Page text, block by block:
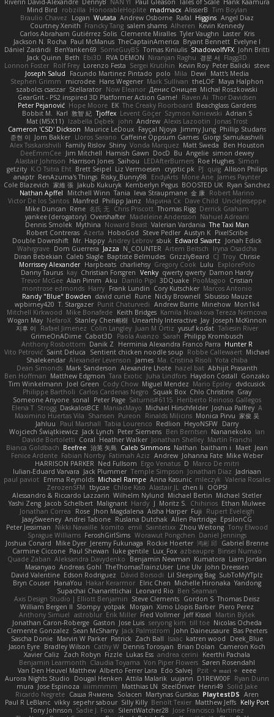
Riverin David-Alexandre DennyB NAN YI Paul Gleason Tales of Scale Hank Kaamura
Mind Bird
robzilla HonorableHoplite madmacx AlisserB Tim Boylan
Braulio Chavez
Logan Wutata Andrew Osborne Rafal Higgins Angel Diaz
Courtney Xenith Francky Tang salem shams Alheren Kevin Kennedy
Carlos Abraham Gutiérrez Solis Clemente Miralles Tyler Vaughn Laster Kris
Jackson N. Rocha Paul McManus TheCaptainAmerica Bryant Bennett Evelyne I
Dániel Zarándi BenYanken69 SomeGuyBS Tomas Kiniulis ShadowolfVFX John Britti
Jack Quinn Beth Ebi3D RVA DEMON Niranjan Raghu 경문 서 Flagg3D
Lonnon Foster Rolf Frey Lorenzo Festa Sergei Krutihin Kevin Roy Peter Balicki steve
Joseph Salud
Facundo Martinez Pintado polo Mila Dewi
Matt's Media
Stephen Grimm
microdee Hans Wegener Mark Sullivan theLOF Maya Halphon
szabolcs csaszar Stellarator Now Eleanor Денис Оницев Michał Roszkowski
GearGrit - PS2 inspired 3D Platformer Action Game!
Raven Ai Thor Davidsen
Peter Pejanović Hope Moore EK The Creaky Floorboard Beachglass Gardens
Bobbit M. Karl 敦智 紀 Tjoffex Levent Göçer Szymon Kaniewski Adrian S
Mat (M5X11) Izabella Dębek john Andrew Alexis Lazootin
Jonas Trost
Cameron 'CSD' Dickson Maurice LeDoux Fayçal Njoya Jimmy Jung Phillip Studans
준현 이 Jorn Bakker Lloros Sarano Caffeine Oppsum Games Giorgi Samukashvili
Alex Tsiskarishvili
Family Rislov Shiny Vonda Marquez Matt Sweda
Ben Houston
DeeEmmCee Jim Mitchell Hamish Gawn DocD Bu Angelie simon dewey
Alastair Johnson Harrison Jones Saihou LEDAfterBurners Roe Hughes Simon
getzity K.O Tsitra Eht Brett Seipel Liz Vermoesen cryptic pk PJ quig Allison Philips
anaptr RenAzuma's Things Risky_Bunny98 EndyArts Mone Ane James Paynter
Cole Blazevich 家維 張 Jakub Kukuryk Kemberlyn Pegus BOOSTED UK Ryan Sanchez
Nathan Apffel
Mitchell Winn Tania Ieva Straupmane 金 康 Robert Marino
Victor De los Santos Manfred Philipp Jainz Марина Ск Dave Child UncleJesseppe
Mike Duncan Rene 名氏 无 Chris Priscott Thomas Rigg Derrick Graham
yankee (derogatory) Overshafter Madeleine Andersson Nahuel Adreani
Dennis Smolek Mythina Noward Beast Valerian Vardania The Taxi Man
Robert Contreras Azerta HoboGod Steve Pedler Austyn K PixelScribe
Double Downshift Mr. Happy Andrey Lebrov sbuk Edward Swartz
Jonah Edick
Wahrgrave Dom Guerrera Jazza N_COUNTER Artem Beitsch
Iryna Osadcha
Diran Bebekian Caleb Slagle Baptiste Belmudes GrizzlyBeard CJ Troy Chrisie
Morrissey Alexander Harpbeats charliehsy Gregory Cook Lulu
ExplorePolo
Danny Taurus kay Christian Forsgren Venky qwerty qwerty Damon Hardy
Trevor McGee Alan Pimm Aku Danilo Pipi 3DQuake PooMagoo Cristian
montrose edmonds Harry Frank Lundin Cory Kutschker Marcos Antonio
Randy "Blue" Bowden david curiel Rune Nicky Brownell Sibusiso Mauze
wpbirney420 T. Stargazer Punit Chaturvedi Andrew Barrie Minehow Mon1k4
Mitchell Kirkwood Mike Bonafede Keith Bridges Kamila Novakova Tereza Nemcova
Wogan May NefaroX Stanley Chen榕樹 Unearthly Interactive Jay Joseph McKinnon
지후 이
Rafael Jimenez Colin Langley Juan M Ortiz yusuf kodat Taliesin River
GrimeOnADime Cabot3D Paola Avanzo Sarah Philipp Krombusch
Anthony Rosbottom Danik Z Herminia Alexandra Franco Parra Hunter R
Vito Petrović Saint Deluca Sentient chicken noodle soup Robbe Callewaert Michael
Shalekendar Alexander Levenson James Ma. Cristina Risoli Yota chiba
Dean Simonds Mark Sanderson Alexandre Lhote hazel bat Abhijit Prasanth
Ben Hoffman Matthew Edgmon Tara Exotic Juha Lindfors Haydon Costall Gonzako
Tim Winkelmann
Joel Green Cody Chow Miguel Mendez Mario Epsley dvdcusick
Philippe Bartholi Carlos Cardenas Negro Squak Box Chlo Christine Gray
Someone Anyone sonal Peter Page Saturnis#6115 Heriberto Reinoso Gallegos
Elena T Strogg DaskalosBCE ManiacMayo Michael Hirschfelder Joshua Palfrey A
Maximino Huertas Vila Shansen Pureon Rinalds Miļicins Monica Pirvu 家俊 吴
Jahluu
Paul Marshall Tabia Lourenco Redlion HeyoNSFW Darry
Wojciech Świątkiewicz Jack Lynch Peter Siemens Ben Berntsen Nananekoko Ian
Davide Bortoletti Coral Heather Walker Jonathan Shelley Martín Franchi
Bianca Goldbach Beefree 治英 矢島 Caleb Simmons Nathan baitham i Maet Jean
Fenice Ardente Fabian Norrby Fatimah Aziz Andrew Johanna Fate Mike Weber
HARRISON PARKER Ned Fullsom Ergo Venatus D Marco De mitri
Iulian-Eduard Varvara Jack Plummer Temple Simpson Jonathan Diaz Jadriaan
paul paviot Emma Reynolds Michael Rampe Anna Kasunic mleczyk Valeria Rosales
ZerozenSFM tbycae Chloe Kiso Alastair JL chen li
OOPS!
Alessandro & Riccardo Lazzarin Wilhelm Nylund Michael Bertin Michael Stetler
Yashi Zeng Jacob Schelbert Malignant Hardy J Moritz S. Chihirios Ethan Mulwee
Jonathan Correa
Rose Jhon Magdalena Aisha Harper Fuji
Rupert Eveleigh
JaaySweeney Andrei Tabone Ruslana Dutchak Allen Partridge EpsilonCG
Peter Jessiman
Nikki Navaille komito emil Saintetixx Zhou Weitong Tony Elwood
Sprague Williams FeroshGirlSims Worawut Pongchen Daniel Jennings
Joshua Conard
Mike Dyer Jeremy Fukunaga Rockie Hoerter 鸿彬 邱 Gabriel Brenne
Carmine Ciccone Paul Shewan luke gentile Lux_Fox azbeaupre Binsei Numao
Quade Zaban Aleksandra Davydenko Benjamin Newman Kumatora Liam Jordan
Masanyao Andreas Gohl TheThomasTrainzUser Line Ulv John Dreessen
David Valentine Edson Rodriguez Dávid Borsodi Lil Sleeping Bag SubToMyYTplz
Bryn Couser HanaYou Hakar Kerarmor Elric Chen Michelle Hironaka Yandong
Supachai Chanarittichai
Leonard Rio Ben Seaman
Axis Design Studio | Elliott Benjamin Steve Clements Gordon S Thomas Deisz
William Bergen II Slompy yotpak Morgan Ximo Llopis Barber Piero Perez
Anthony Simuel astroblur Erik Miller Fred Vollmer Jeff Kissel
Martin Býšek
Jonathan Caron-Roberge Gaston Jose Luis seryong kim till toe Nicolas Ocheda
Clemente Gonzalez Sean McSharry Jack Palmstrom John Daineusaure Bas Peeters
Sascha Donie Marvin W Parker Patrick Zach Ball Isaac katren wood
Deek_Blue
Jason Eyre Bradley Wilson Cathy W Dennis Torosyan Brian Dolan
Cameron Koch
Xavier Caliz
Zach Robyn Fizzle Lukas Ess andrea cerini
Keerthi Pachala
Benjamin Learmonth Claudia Toyama Von Piper Flowers Søren Rosendahl
Van Den Heuvel Matthew Alberto Ferrer Lara Edo Salvej Pzit ✧ 𝔪𝔞𝔯𝔦 ✧ eeee
Aurora Nights Studio
Dougal Henken Attila Malarik uujann D1REW00F Ryan Dunn
mura Jose Espinoza iiiimmmm Matthias LN SteelDriver Henri49 Solid Jake
Ricardo Negrete Саша Ячмень Solacen Martynas Gurskas PlaytestDS Aren
Paul R LeBlanc vikky sepehr sabour Silly Killy Benoît Texier Matthew Jeffs Kelly Port
Tony Johnson Sadie J. Foxx SilentWatcher28 Jose Francisco Martinez